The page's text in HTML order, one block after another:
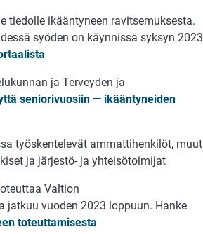
tiedolle ikääntyneen ravitsemuksesta.
syöden on käynnissä syksyn 2023
ja Terveyden ja
seniorivuosiin — ikääntyneiden
työskentelevät ammattihenkilöt, muut
ja järjestö- ja yhteisötoimijat
Valtion
jatkuu vuoden 2023 loppuun. Hanke
toteuttamisesta